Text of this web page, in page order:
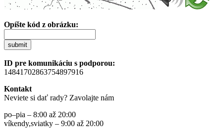
Opíšte kód z obrázku:
submit
ID pre komunikáciu s podporou:
14841702863754897916
Kontakt
Neviete si dať rady? Zavolajte nám
po–pia – 8:00 až 20:00
víkendy,sviatky – 9:00 až 20:00